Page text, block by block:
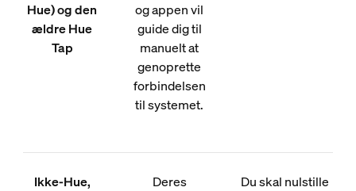
Hue) og den
ældre Hue
Tap
og appen vil
guide dig til
manuelt at
genoprette
forbindelsen
til systemet.
Ikke-Hue,
Deres
Du skal nulstille